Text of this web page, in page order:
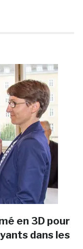
en 3D pour
dans les